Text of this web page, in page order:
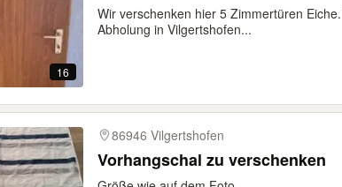
16
Wir verschenken hier 5 Zimmertüren
Abholung in Vilgertshofen...
86946 Vilgertshofen
Vorhangschal zu verschenken